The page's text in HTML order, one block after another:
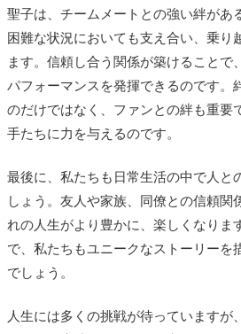
聖子は、チームメートとの強い絆があ
困難な状況においても支え合い、乗り
ます。信頼し合う関係が築けることで
パフォーマンスを発揮できるのです。
のだけではなく、ファンとの絆も重要
手たちに力を与えるのです。
最後に、私たちも日常生活の中で人と
しょう。友人や家族、同僚との信頼関
れの人生がより豊かに、楽しくなりま
で、私たちもユニークなストーリーを
でしょう。
人生には多くの挑戦が待っていますが